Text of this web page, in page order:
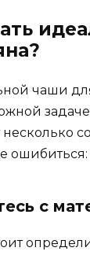
чаши
ошибиться:
с